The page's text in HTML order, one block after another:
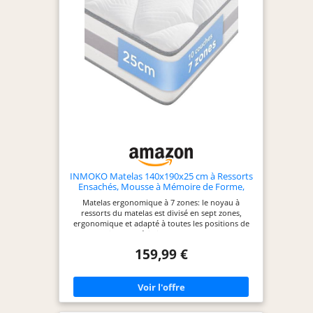
Excellente -
Réversible
Eté/Hiver
Certification :
Oeko-Tex -
Fabrication
européenne -
Garantie : 10 ans
INMOKO Matelas 140x190x25 cm à Ressorts
Ensachés, Mousse à Mémoire de Forme,
Soutien Ergonomique 7 Zones, Respirante,
Réversible, Fermeté Moyenne (H3/H4),
Confort Équilibré, Sommeil Réparateur
Matelas ergonomique à 7 zones: le noyau à
ressorts du matelas est divisé en sept zones,
ergonomique et adapté à toutes les positions de
sommeil. Caractéristiques plus durables: Le
durabilité reconnues par des labels fiables
Chaque matelas est équipé d’un noyau de ressorts
ensachés indépendants, offrant un soutien fort et
une stabilité, garantissant un soutien uniforme
tout au long du sommeil Matelas à ressorts
159,99 €